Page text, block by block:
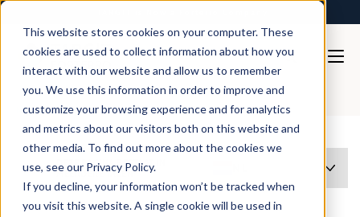
This website stores cookies on your computer. These
cookies are used to collect information about how you
interact with our website and allow us to remember
you. We use this information in order to improve and
customize your browsing experience and for analytics
and metrics about our visitors both on this website and
other media. To find out more about the cookies we
use, see our Privacy Policy.
If you decline, your information won’t be tracked when
you visit this website. A single cookie will be used in
Nl Solutions Automotive
DEZE PAGINA BESTAAT IN
MEERDERE TALEN